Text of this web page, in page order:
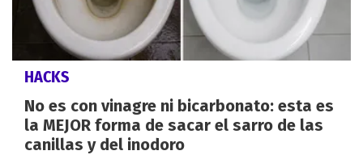
HACKS
No es con vinagre ni bicarbonato: esta es
la MEJOR forma de sacar el sarro de las
canillas y del inodoro